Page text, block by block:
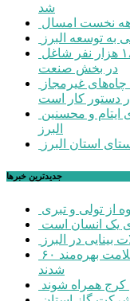
شد
به توسعه البرز
در بخش صنعت
دستور کار است
البرز
جديدترين خبرها
از تولی و تبری
یک انسان است
۶۰ هزار البرزی از خدمات اردوهای جهادی سلامت بهره‌مند
شدند
همراه شوند